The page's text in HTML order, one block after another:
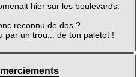
hier sur les boulevards.
reconnu de dos ?
par un trou... de ton paletot !